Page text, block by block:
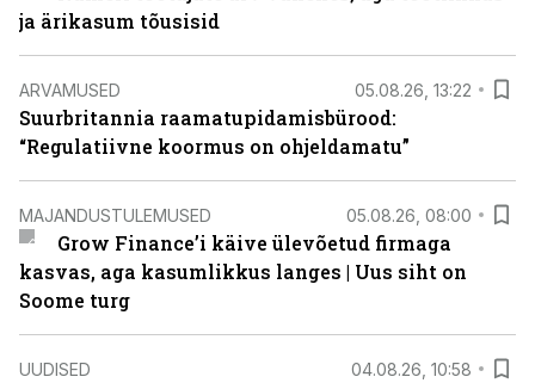
ja ärikasum tõusisid
ARVAMUSED 05.08.26, 13:22
Suurbritannia raamatupidamisbürood:
“Regulatiivne koormus on ohjeldamatu”
MAJANDUSTULEMUSED 05.08.26, 08:00
Grow Finance’i käive ülevõetud firmaga
kasvas, aga kasumlikkus langes | Uus siht on
Soome turg
UUDISED 04.08.26, 10:58